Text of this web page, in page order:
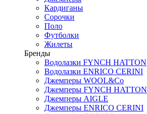
Кардиганы
Сорочки
Поло
Футболки
Жилеты
Бренды
Водолазки FYNCH HATTON
Водолазки ENRICO CERINI
Джемперы WOOL&Co
Джемперы FYNCH HATTON
Джемперы AIGLE
Джемперы ENRICO CERINI